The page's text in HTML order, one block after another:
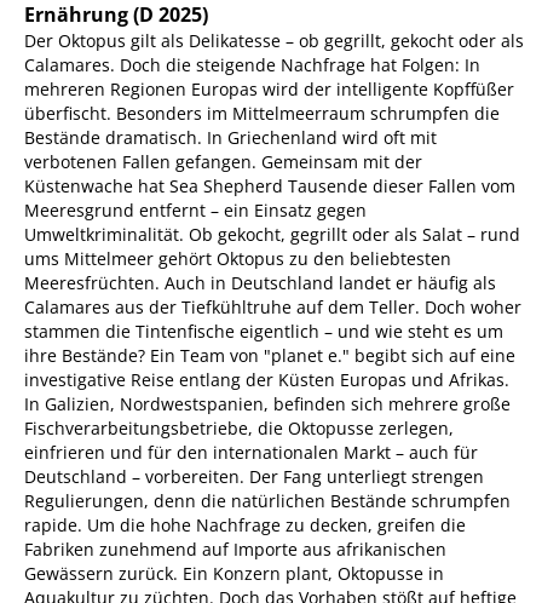
Ernährung(D 2025)
Der Oktopus gilt als Delikatesse – ob gegrillt, gekocht oder als
Calamares. Doch die steigende Nachfrage hat Folgen: In
mehreren Regionen Europas wird der intelligente Kopffüßer
überfischt. Besonders im Mittelmeerraum schrumpfen die
Bestände dramatisch. In Griechenland wird oft mit
verbotenen Fallen gefangen. Gemeinsam mit der
Küstenwache hat Sea Shepherd Tausende dieser Fallen vom
Meeresgrund entfernt – ein Einsatz gegen
Umweltkriminalität. Ob gekocht, gegrillt oder als Salat – rund
ums Mittelmeer gehört Oktopus zu den beliebtesten
Meeresfrüchten. Auch in Deutschland landet er häufig als
Calamares aus der Tiefkühltruhe auf dem Teller. Doch woher
stammen die Tintenfische eigentlich – und wie steht es um
ihre Bestände? Ein Team von "planet e." begibt sich auf eine
investigative Reise entlang der Küsten Europas und Afrikas.
In Galizien, Nordwestspanien, befinden sich mehrere große
Fischverarbeitungsbetriebe, die Oktopusse zerlegen,
einfrieren und für den internationalen Markt – auch für
Deutschland – vorbereiten. Der Fang unterliegt strengen
Regulierungen, denn die natürlichen Bestände schrumpfen
rapide. Um die hohe Nachfrage zu decken, greifen die
Fabriken zunehmend auf Importe aus afrikanischen
Gewässern zurück. Ein Konzern plant, Oktopusse in
Aquakultur zu züchten. Doch das Vorhaben stößt auf heftige